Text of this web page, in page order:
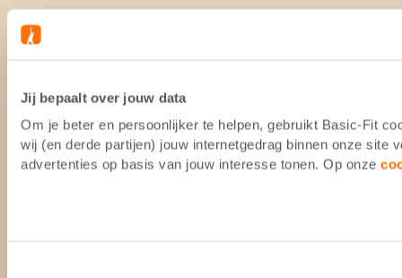
Jij bepaalt over jouw data
Om je beter en persoonlijker te helpen, gebruikt Basic-Fit
wij (en derde partijen) jouw internetgedrag binnen onze site
advertenties op basis van jouw interesse tonen. Op onze